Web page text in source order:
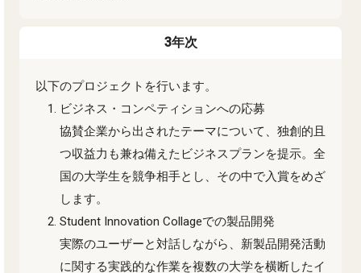
3年次
以下のプロジェクトを行います。
ビジネス・コンペティションへの応募
協賛企業から出されたテーマについて、独創的且
つ収益力も兼ね備えたビジネスプランを提示。全
国の大学生を競争相手とし、その中で入賞をめざ
します。
Student Innovation Collageでの製品開発
実際のユーザーと対話しながら、新製品開発活動
に関する実践的な作業を複数の大学を横断したイ